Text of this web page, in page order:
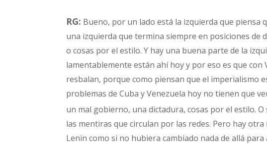
RG: Bueno, por un lado está la izquierda que piensa
una izquierda que termina siempre en posiciones de
o cosas por el estilo. Y hay una buena parte de la
lamentablemente están ahí hoy y por eso es que con
resbalan, porque como piensan que el imperialismo
problemas de Cuba y Venezuela hoy no tienen que
un mal gobierno, una dictadura, cosas por el estilo.
las mentiras que circulan por las redes. Pero hay
Lenin como si no hubiera cambiado nada de allá